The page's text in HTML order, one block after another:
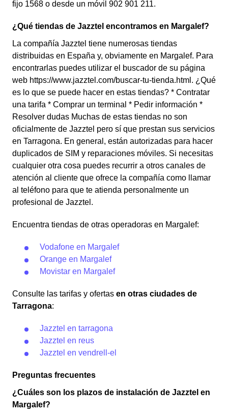
fijo 1568 o desde un móvil 902 901 211.
¿Qué tiendas de Jazztel encontramos en Margalef?
La compañía Jazztel tiene numerosas tiendas
distribuidas en España y, obviamente en Margalef. Para
encontrarlas puedes utilizar el buscador de su página
web https://www.jazztel.com/buscar-tu-tienda.html. ¿Qué
es lo que se puede hacer en estas tiendas? * Contratar
una tarifa * Comprar un terminal * Pedir información *
Resolver dudas Muchas de estas tiendas no son
oficialmente de Jazztel pero sí que prestan sus servicios
en Tarragona. En general, están autorizadas para hacer
duplicados de SIM y reparaciones móviles. Si necesitas
cualquier otra cosa puedes recurrir a otros canales de
atención al cliente que ofrece la compañía como llamar
al teléfono para que te atienda personalmente un
profesional de Jazztel.
Encuentra tiendas de otras operadoras en Margalef:
Vodafone en Margalef
Orange en Margalef
Movistar en Margalef
Consulte las tarifas y ofertas en otras ciudades de
Tarragona:
Jazztel en tarragona
Jazztel en reus
Jazztel en vendrell-el
Preguntas frecuentes
¿Cuáles son los plazos de instalación de Jazztel en
Margalef?